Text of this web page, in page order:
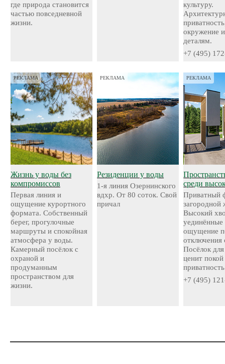
где природа становится
частью повседневной
жизни.
культуру.
окружение
деталям.
+7 (495)
РЕКЛАМА
Жизнь у воды без
компромиссов
Первая линия и
ощущение курортного
формата. Собственный
берег, прогулочные
маршруты и спокойная
атмосфера у воды.
Камерный посёлок с
охраной и
продуманным
пространством для
жизни.
РЕКЛАМА
Резиденции у воды
1-я линия Озернинского
вдхр. От 80 соток. Свой
причал
РЕКЛАМА
среди
Приватный
загородной
Высокий
уединённые
ощущение
отключения
Посёлок
ценит
приватность
+7 (495)